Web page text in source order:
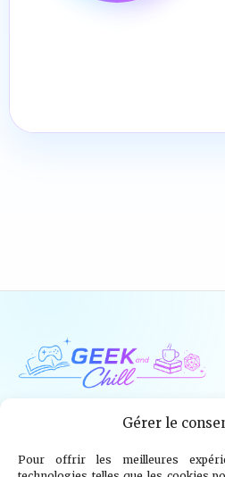
Gérer le
Pour offrir les meilleures
Jeux Vidéo Tech